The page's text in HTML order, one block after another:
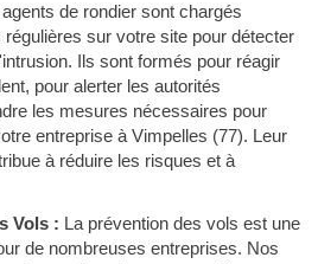
de rondier sont chargés
sur votre site pour détecter
Ils sont formés pour réagir
pour alerter les autorités
les mesures nécessaires pour
entreprise à Vimpelles (77). Leur
à réduire les risques et à
Vols : La prévention des vols est une
de nombreuses entreprises. Nos